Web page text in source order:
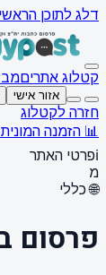
דלג לתוכן הראשי
קטלוג אתרים
אזור אישי
חזרה לקטלוג
📊 הזמנה
ℹ️פרטי האתר
מ
🌐 כללי
פרסום